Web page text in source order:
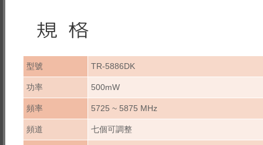
型號 TR-5886DK
功率 500mW
頻率 5725 ~ 5875 MHz
頻道 七個可調整